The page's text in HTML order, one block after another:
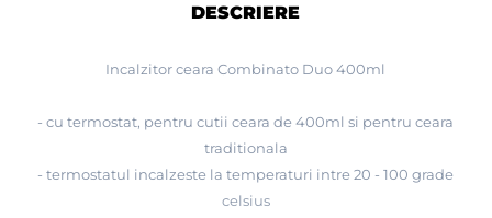
DESCRIERE
Incalzitor ceara Combinato Duo 400ml
- cu termostat, pentru cutii ceara de 400ml si pentru ceara
traditionala
- termostatul incalzeste la temperaturi intre 20 - 100 grade
celsius